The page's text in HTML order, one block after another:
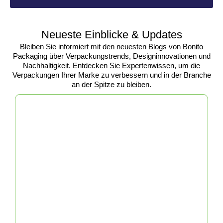
Staubklappen Ihrer
Marke zugute
kommen
Individuell gestaltete Displayboxen mit
Staubschutzklappen dienen nicht nur als
Schutzverpackung, sondern sind auch ein
Neueste Einblicke & Updates
Bleiben Sie informiert mit den neuesten Blogs von Bonito
Packaging über Verpackungstrends, Designinnovationen und
Nachhaltigkeit. Entdecken Sie Expertenwissen, um die
Verpackungen Ihrer Marke zu verbessern und in der Branche
an der Spitze zu bleiben.